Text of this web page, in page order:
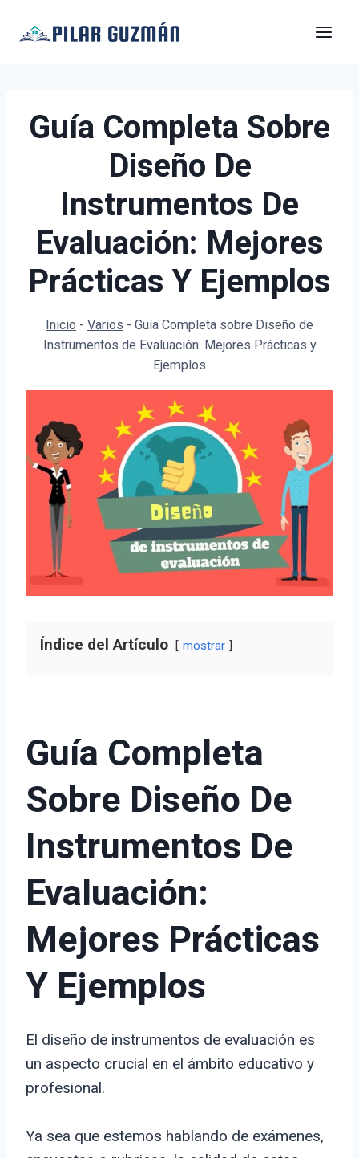
Guía Completa Sobre
Diseño De
Instrumentos De
Evaluación: Mejores
Prácticas Y Ejemplos
Inicio - Varios - Guía Completa sobre Diseño de
Instrumentos de Evaluación: Mejores Prácticas y
Ejemplos
Índice del Artículo mostrar
Guía Completa
Sobre Diseño De
Instrumentos De
Evaluación:
Mejores Prácticas
Y Ejemplos
El diseño de instrumentos de evaluación es
un aspecto crucial en el ámbito educativo y
profesional.
Ya sea que estemos hablando de exámenes,